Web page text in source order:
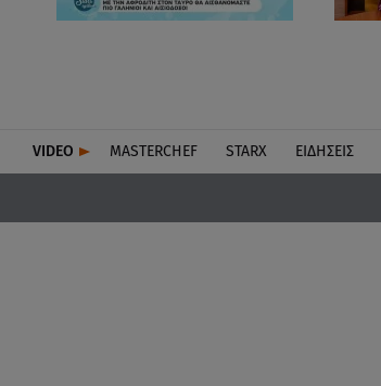
VIDEO MASTERCHEF STARX ΕΙΔΉΣΕΙΣ